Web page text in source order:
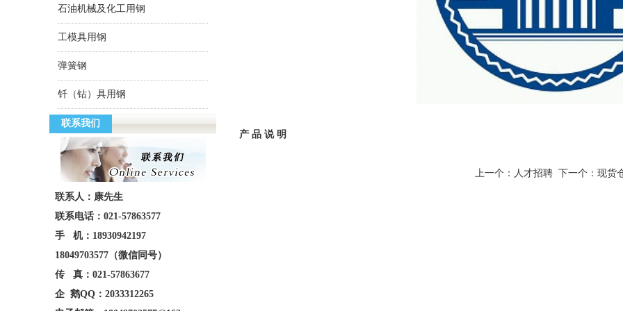
石油机械及化工用钢
工模具用钢
弹簧钢
钎（钻）具用钢
联系我们
联系人：康先生
联系电话：021-57863577
手 机：18930942197
18049703577（微信同号）
传 真：021-57863677
企 鹅QQ：2033312265
产 品 说 明
上一个： 人才招聘 下一个： 现货